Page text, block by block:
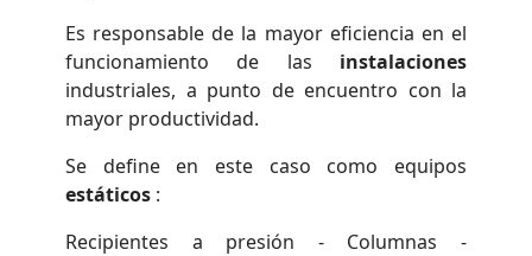
Es responsable de la mayor eficiencia en el
funcionamiento de las instalaciones
industriales, a punto de encuentro con la
mayor productividad.
Se define en este caso como equipos
estáticos :
Recipientes a presión - Columnas -